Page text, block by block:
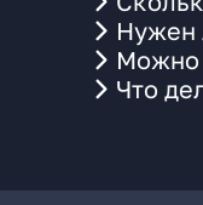
Нужен
Можно
Что